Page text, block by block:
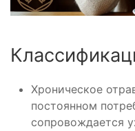
Хроническое
постоянном
сопровождается